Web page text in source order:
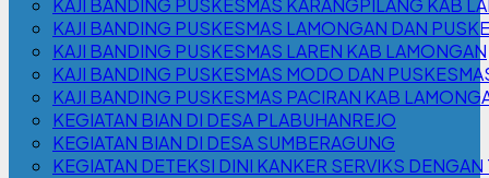
KAJI BANDING PUSKESMAS KARANGPILANG KAB
KAJI BANDING PUSKESMAS LAMONGAN DAN
KAJI BANDING PUSKESMAS LAREN KAB LAMONGAN
KAJI BANDING PUSKESMAS MODO DAN
KAJI BANDING PUSKESMAS PACIRAN KAB
KEGIATAN BIAN DI DESA PLABUHANREJO
KEGIATAN BIAN DI DESA SUMBERAGUNG
KEGIATAN DETEKSI DINI KANKER SERVIKS DENGAN